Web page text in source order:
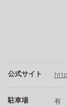
公式サイト
駐車場 有